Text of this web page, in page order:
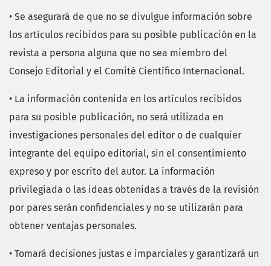
• Se asegurará de que no se divulgue información sobre
los artículos recibidos para su posible publicación en la
revista a persona alguna que no sea miembro del
Consejo Editorial y el Comité Científico Internacional.
• La información contenida en los artículos recibidos
para su posible publicación, no será utilizada en
investigaciones personales del editor o de cualquier
integrante del equipo editorial, sin el consentimiento
expreso y por escrito del autor. La información
privilegiada o las ideas obtenidas a través de la revisión
por pares serán confidenciales y no se utilizarán para
obtener ventajas personales.
• Tomará decisiones justas e imparciales y garantizará un